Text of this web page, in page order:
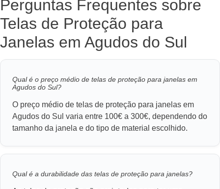
Perguntas Frequentes sobre
Telas de Proteção para
Janelas em Agudos do Sul
Qual é o preço médio de telas de proteção para janelas em
Agudos do Sul?
O preço médio de telas de proteção para janelas em
Agudos do Sul varia entre 100€ a 300€, dependendo do
tamanho da janela e do tipo de material escolhido.
Qual é a durabilidade das telas de proteção para janelas?